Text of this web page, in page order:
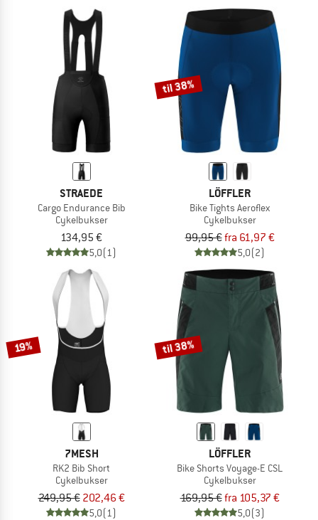
STRAEDE
Cargo Endurance Bib
Cykelbukser
134,95 €
5,0(1)
til 38%
LÖFFLER
Bike Tights Aeroflex
Cykelbukser
99,95 €fra 61,97 €
5,0(2)
19%
7MESH
RK2 Bib Short
Cykelbukser
249,95 € 202,46 €
5,0(1)
til 38%
LÖFFLER
Bike Shorts Voyage-E CSL
Cykelbukser
169,95 €fra 105,37 €
5,0(3)